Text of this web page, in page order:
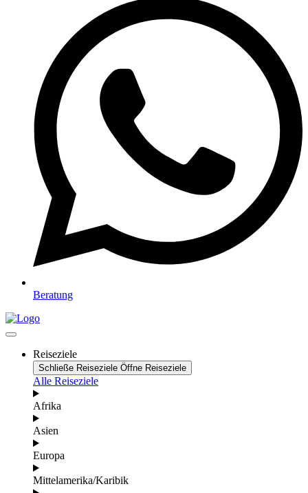
Beratung
Reiseziele
Schließe Reiseziele Öffne Reiseziele
Alle Reiseziele
Afrika
Asien
Europa
Mittelamerika/Karibik